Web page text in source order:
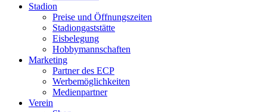
Stadion
Preise und Öffnungszeiten
Stadiongaststätte
Eisbelegung
Hobbymannschaften
Marketing
Partner des ECP
Werbemöglichkeiten
Medienpartner
Verein